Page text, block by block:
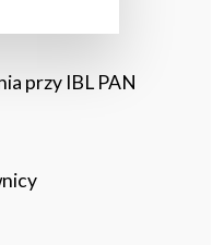
przy IBL PAN